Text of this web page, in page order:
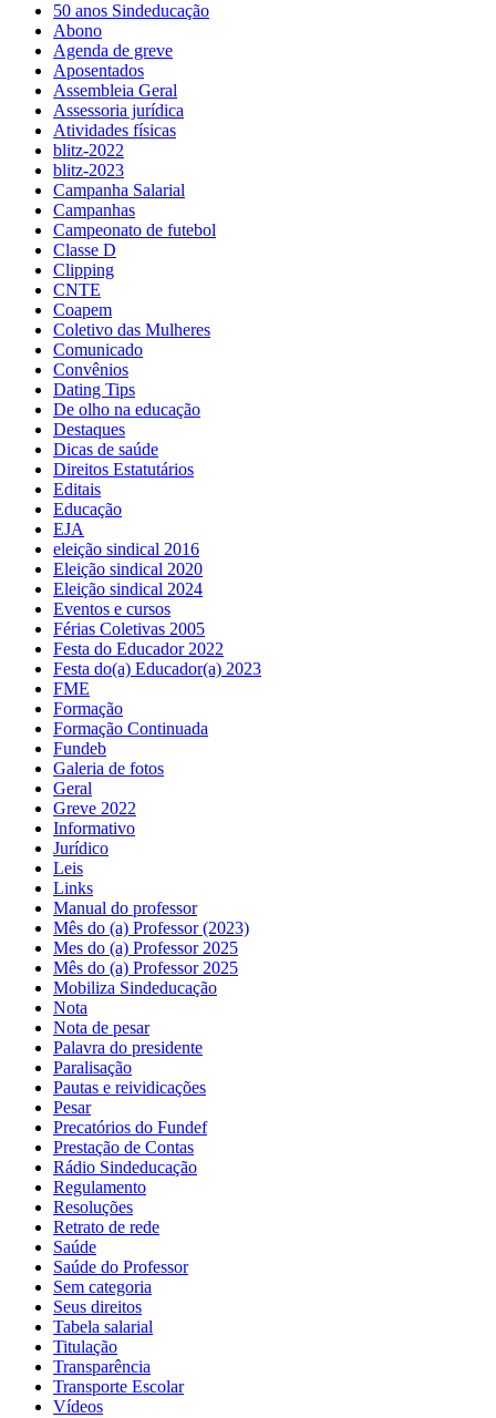
50 anos Sindeducação
Abono
Agenda de greve
Aposentados
Assembleia Geral
Assessoria jurídica
Atividades físicas
blitz-2022
blitz-2023
Campanha Salarial
Campanhas
Campeonato de futebol
Classe D
Clipping
CNTE
Coapem
Coletivo das Mulheres
Comunicado
Convênios
Dating Tips
De olho na educação
Destaques
Dicas de saúde
Direitos Estatutários
Editais
Educação
EJA
eleição sindical 2016
Eleição sindical 2020
Eleição sindical 2024
Eventos e cursos
Férias Coletivas 2005
Festa do Educador 2022
Festa do(a) Educador(a) 2023
FME
Formação
Formação Continuada
Fundeb
Galeria de fotos
Geral
Greve 2022
Informativo
Jurídico
Leis
Links
Manual do professor
Mês do (a) Professor (2023)
Mes do (a) Professor 2025
Mês do (a) Professor 2025
Mobiliza Sindeducação
Nota
Nota de pesar
Palavra do presidente
Paralisação
Pautas e reividicações
Pesar
Precatórios do Fundef
Prestação de Contas
Rádio Sindeducação
Regulamento
Resoluções
Retrato de rede
Saúde
Saúde do Professor
Sem categoria
Seus direitos
Tabela salarial
Titulação
Transparência
Transporte Escolar
Vídeos